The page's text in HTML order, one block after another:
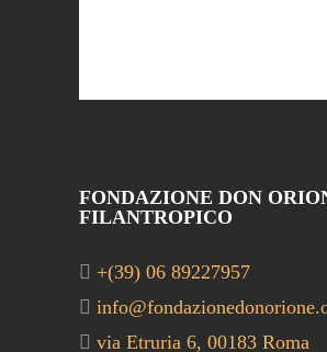
FONDAZIONE DON
FILANTROPICO
+(39) 06 89227957
via Etruria 6, 00183 Roma